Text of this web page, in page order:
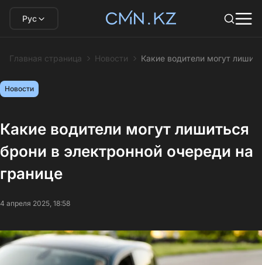
Рус
Главная страница Новости Какие водители могут
Новости
Какие водители могут лишиться
брони в электронной очереди на
границе
4 апреля 2025, 18:58